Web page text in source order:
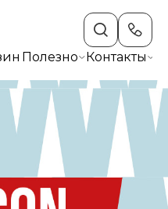
Полезно Контакты